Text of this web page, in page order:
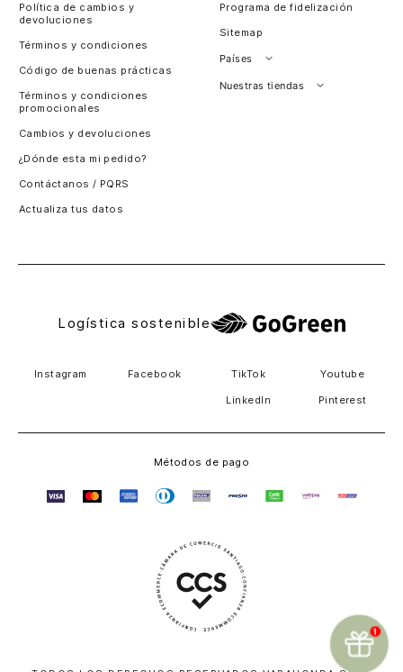
Política de cambios y
devoluciones
Términos y condiciones
Código de buenas prácticas
Términos y condiciones
promocionales
Cambios y devoluciones
¿Dónde esta mi pedido?
Contáctanos / PQRS
Actualiza tus datos
Programa de fidelización
Sitemap
Países
Perú
Nuestras tiendas
Logística sostenible
Instagram Facebook TikTok Youtube
LinkedIn Pinterest
Métodos de pago